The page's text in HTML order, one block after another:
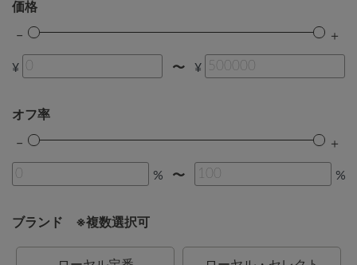
価格
¥ 〜 ¥
オフ率
% 〜 %
ブランド ※複数選択可